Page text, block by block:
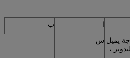
ا
ب
30 درجة يميل
،
س